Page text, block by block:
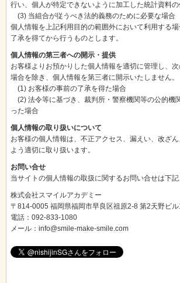
行い、個人が特定できないように加工した統計資料
(3) 当組合が従うべき法的義務のために必要な場合
個人情報を上記利用目的の範囲外において利用する
了承を得てから行うものとします。
個人情報の第三者への開示・提供
お客様よりお預かりした個人情報を適切に管理し、
場合を除き、個人情報を第三者に開示いたしません。
(1) お客様の事前の了承を得た場合
(2) 法令等に基づき、裁判所・警察機関等の公的機
った場合
個人情報の取り扱いについて
お客様の個人情報は、不正アクセス、漏えい、改ざ
よう適切に取り扱います。
お問い合せ
当サイトの個人情報の取扱に関するお問い合せは下記
株式会社スマイルアカデミー
〒814-0005 福岡県福岡市早良区祖原2-8 第2天野ビル
電話：092-833-1080
メール：info@smile-make-smile.com